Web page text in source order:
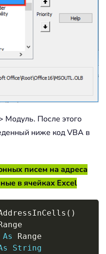
Модуль. После этого
ниже код VBA в
писем на адреса
в ячейках Excel
( )
As Range
String
Copy